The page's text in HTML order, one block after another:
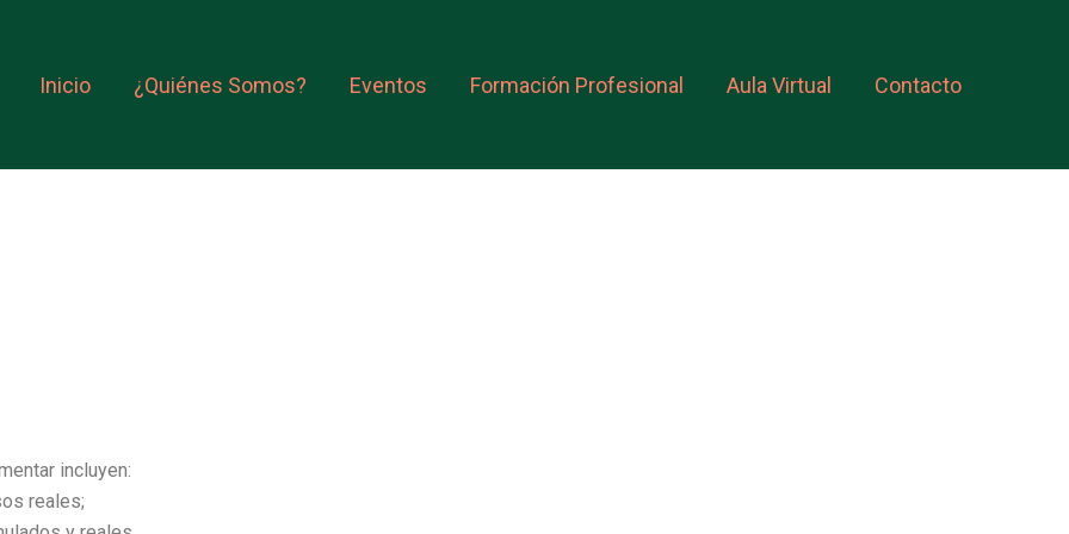
Inicio ¿Quiénes Somos? Eventos Formación Profesional Aula Virtual Contacto
incluyen:
reales;